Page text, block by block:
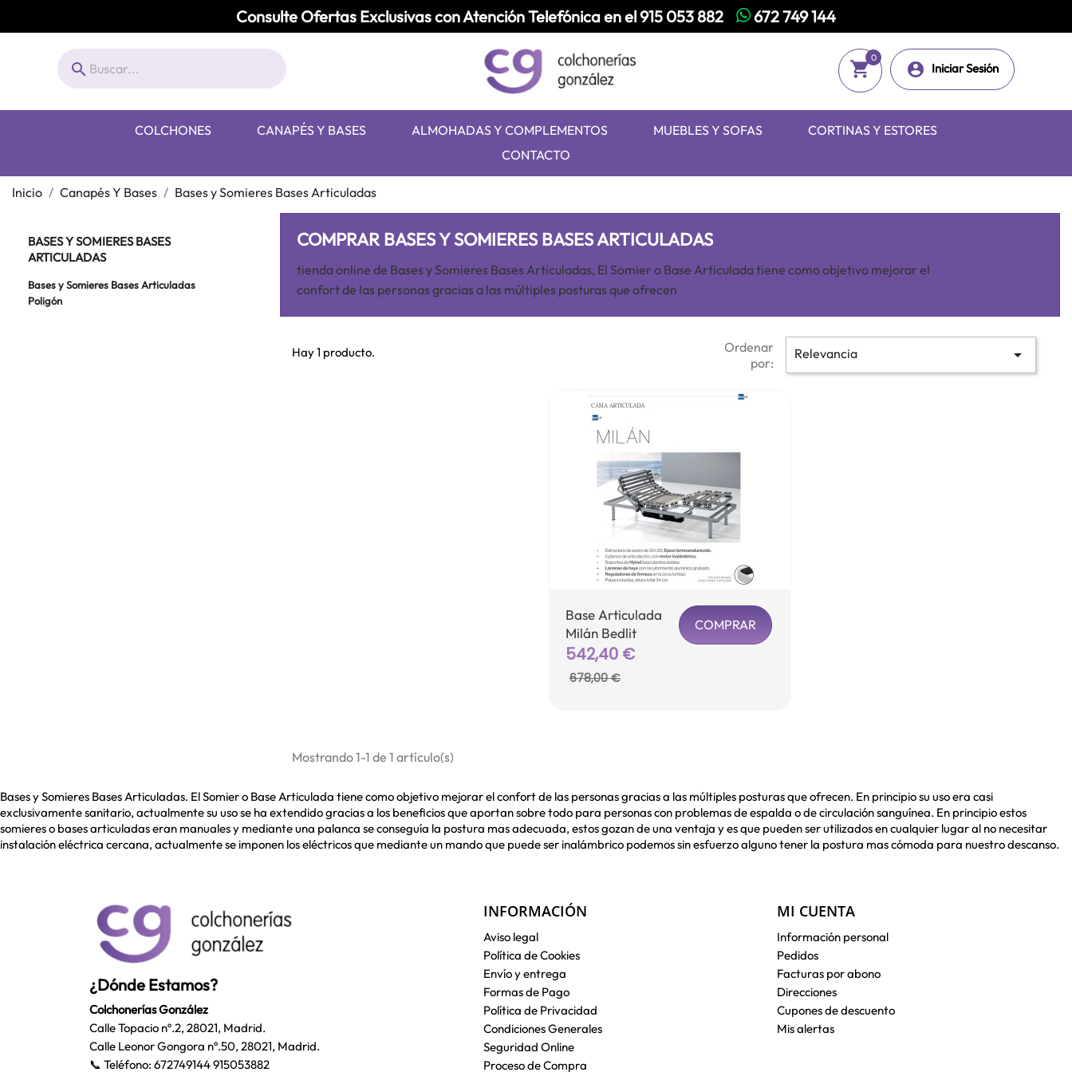
Consulte Ofertas Exclusivas con Atención Telefónica en el915 053 882 672 749 144
  Iniciar Sesión
shopping_cart
0
COLCHONES CANAPÉS Y BASES ALMOHADAS Y COMPLEMENTOS MUEBLES Y SOFAS
CORTINAS Y ESTORES
CONTACTO
Inicio Canapés Y Bases Bases y Somieres Bases Articuladas
BASES Y SOMIERES BASES
ARTICULADAS
Bases y Somieres Bases Articuladas
Poligón
COMPRAR BASES Y SOMIERES BASES ARTICULADAS
tienda online de Bases y Somieres Bases Articuladas, El Somier o Base Articulada tiene como objetivo mejorar el
confort de las personas gracias a las múltiples posturas que ofrecen
Hay 1 producto.
Ordenar
por:
Relevancia 
Base Articulada
Milán Bedlit
Precio
542,40 €Precio
678,00 €
COMPRAR
Mostrando 1-1 de 1 artículo(s)
Bases y Somieres Bases Articuladas. El Somier o Base Articulada tiene como objetivo mejorar el confort de las personas gracias a las múltiples posturas que ofrecen. En principio su uso era casi
exclusivamente sanitario, actualmente su uso se ha extendido gracias a los beneficios que aportan sobre todo para personas con problemas de espalda o de circulación sanguínea. En principio estos
somieres o bases articuladas eran manuales y mediante una palanca se conseguía la postura mas adecuada, estos gozan de una ventaja y es que pueden ser utilizados en cualquier lugar al no necesitar
instalación eléctrica cercana, actualmente se imponen los eléctricos que mediante un mando que puede ser inalámbrico podemos sin esfuerzo alguno tener la postura mas cómoda para nuestro descanso.
¿Dónde Estamos?
Colchonerías González
Calle Topacio nº.2, 28021, Madrid.
Calle Leonor Gongora nº.50, 28021, Madrid.
📞 Teléfono: 672749144915053882
INFORMACIÓN
Aviso legal
Política de Cookies
Envío y entrega
Formas de Pago
Política de Privacidad
Condiciones Generales
Seguridad Online
Proceso de Compra
MI CUENTA
Información personal
Pedidos
Facturas por abono
Direcciones
Cupones de descuento
Mis alertas